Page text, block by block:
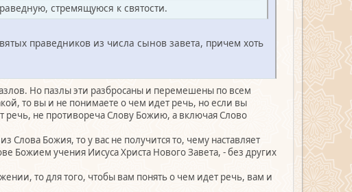
стремящуюся к святости.
праведников из числа сынов завета, причем хоть
Но пазлы эти разбросаны и перемешены по всем
то вы и не понимаете о чем идет речь, но если вы
речь, не противореча Слову Божию, а включая Слово
Божия, то у вас не получится то, чему наставляет
Божием учения Иисуса Христа Нового Завета, - без других
то для того, чтобы вам понять о чем идет речь, вам и